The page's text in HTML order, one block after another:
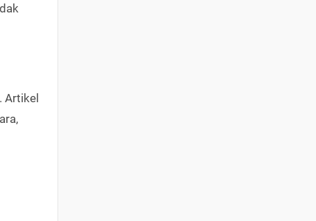
Artikel